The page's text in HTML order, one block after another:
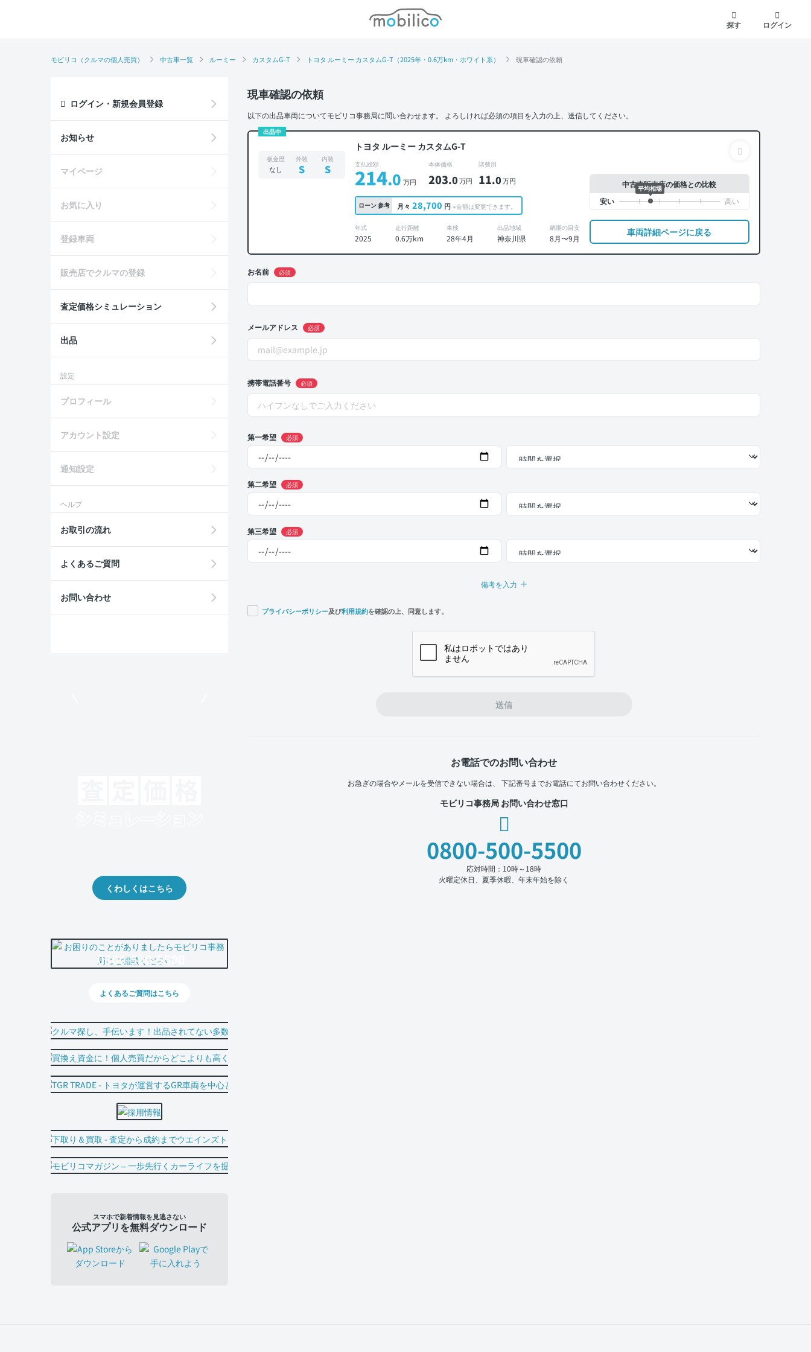
モビリコ
探す
ログイン
モビリコ（クルマの個人売買） 中古車一覧 ルーミー カスタムG-T トヨタ ルーミー カスタムG-T（2025年・0.6万km・ホワイト系） 現車確認の依頼
現車確認の依頼
以下の出品車両についてモビリコ事務局に問い合わせます。 よろしければ必須の項目を入力の上、送信してください。
出品中
トヨタ ルーミー カスタムG-T
板金歴
なし
外装
S
内装
S 支払総額
214.0 万円
本体価格
203.0万円
諸費用
11.0万円
ローン参考 月々 28,700 円 ※金額は変更できます。
年式
2025
走行距離
0.6万km
車検
28年4月
出品地域
神奈川県
納期の目安
8月〜9月
中古車販売店の価格との比較
平均相場
車両詳細ページに戻る
お名前 必須
メールアドレス 必須
携帯電話番号 必須
第一希望 必須
第二希望 必須
第三希望 必須
備考を入力
プライバシーポリシー及び利用規約を確認の上、同意します。
送信
お電話でのお問い合わせ
お急ぎの場合やメールを受信できない場合は、 下記番号までお電話にてお問い合わせください。
モビリコ事務局 お問い合わせ窓口
0800-500-5500
応対時間：10時～18時
火曜定休日、夏季休暇、年末年始を除く
ログイン・新規会員登録
お知らせ
マイページ
お気に入り
登録車両
販売店でクルマの登録
査定価格シミュレーション
出品
設定
プロフィール
アカウント設定
通知設定
ヘルプ
お取引の流れ
よくあるご質問
お問い合わせ
くわしくはこちら
0800-500-5500
よくあるご質問はこちら
スマホで新着情報を見逃さない
公式アプリを無料ダウンロード